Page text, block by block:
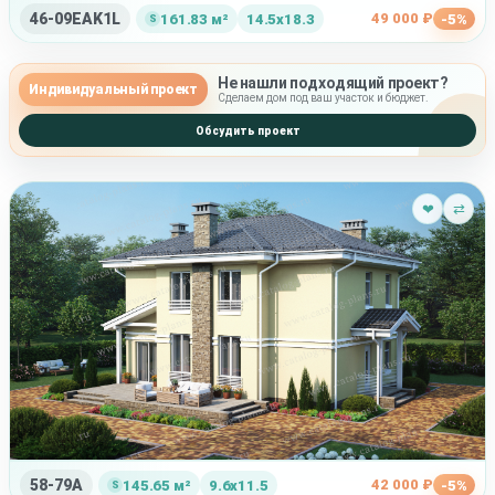
46-09EAK1L 161.83 м² 14.5x18.3 49 000 ₽ -5%
Индивидуальный проект Не нашли подходящий проект?
Сделаем дом под ваш участок и бюджет.
Обсудить проект
❤ ⇄
58-79A 145.65 м² 9.6x11.5 42 000 ₽ -5%